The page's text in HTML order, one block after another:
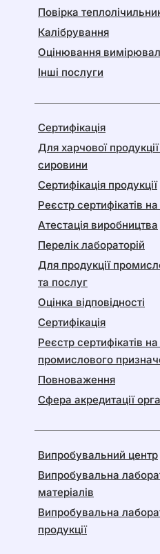
Повірка
Калібрування
Оцінювання
Інші послуги
Сертифікація
Для харчової
сировини
Сертифікація продукції
Реєстр сертифікатів
Атестація виробництва
Перелік лабораторій
Для продукції
та послуг
Оцінка відповідності
Сертифікація
Реєстр сертифікатів
промислового
Повноваження
Сфера акредитації
Випробувальний центр
Випробувальна
матеріалів
Випробувальна
продукції